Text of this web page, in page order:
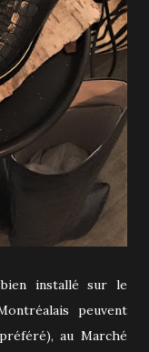
installé sur le
peuvent
au Marché